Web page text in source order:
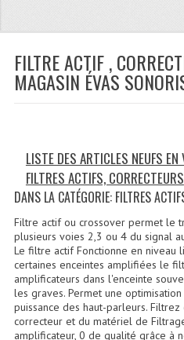
Plan
Location
Recevoir Nos
Accessoires Pieds
FILTRE ACTIF ,
MAGASIN ÉVAS
LISTE DES ARTICLES NEUFS
FILTRES ACTIFS, CORRECTEURS
DANS LA CATÉGORIE: FILTRES
Filtre actif ou crossover permet le
plusieurs voies 2,3 ou 4 du signal
Le filtre actif Fonctionne en niveau
certaines enceintes amplifiées le
amplificateurs dans l'enceinte
les graves. Permet une
puissance des haut-parleurs.
correcteur et du matériel de
amplificateur, 0 de qualité grâce à